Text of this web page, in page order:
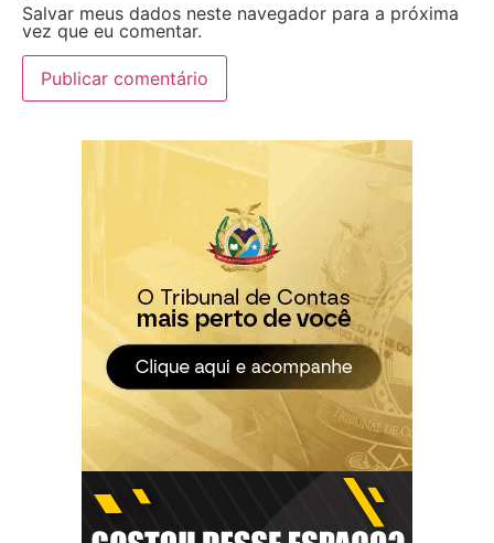
Salvar meus dados neste navegador para a próxima
vez que eu comentar.